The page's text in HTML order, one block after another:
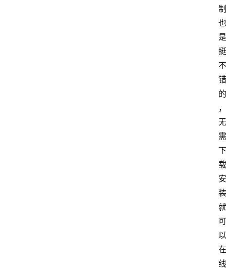
制
也
是
挺
不
错
的
，
无
需
下
载
安
装
就
可
以
在
线